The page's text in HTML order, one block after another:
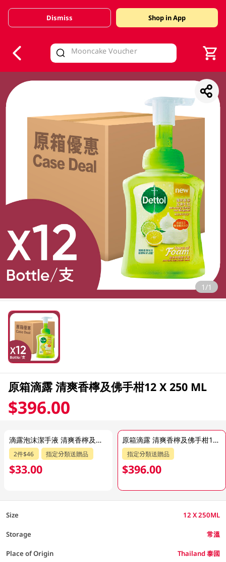
Valid Until 30 June 2026
Dismiss Shop in App
1/1
原箱滴露 清爽香檸及佛手柑12 X 250 ML
$396.00
滴露泡沫潔手液 清爽香檸及佛手柑泡沫潔手液 250 ML
2件$46 指定分類送贈品
$33.00
原箱滴露 清爽香檸及佛手柑12 X 250 ML
指定分類送贈品
$396.00
Size 12 X 250ML
Storage 常溫
Place of Origin Thailand 泰國